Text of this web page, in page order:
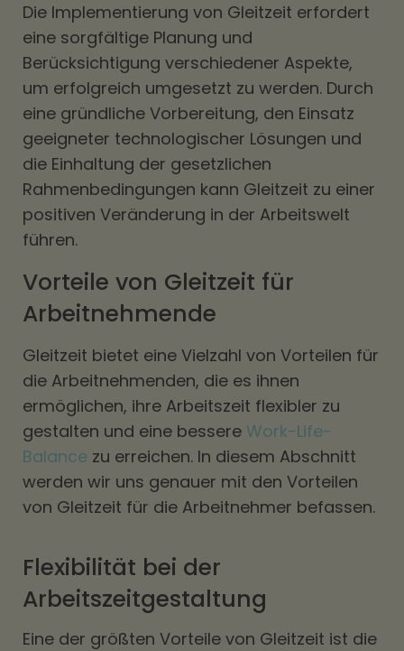
Die Implementierung von Gleitzeit erfordert
eine sorgfältige Planung und
Berücksichtigung verschiedener Aspekte,
um erfolgreich umgesetzt zu werden. Durch
eine gründliche Vorbereitung, den Einsatz
geeigneter technologischer Lösungen und
die Einhaltung der gesetzlichen
Rahmenbedingungen kann Gleitzeit zu einer
positiven Veränderung in der Arbeitswelt
führen.
Vorteile von Gleitzeit für
Arbeitnehmende
Gleitzeit bietet eine Vielzahl von Vorteilen für
die Arbeitnehmenden, die es ihnen
ermöglichen, ihre Arbeitszeit flexibler zu
gestalten und eine bessere Work-Life-
Balance zu erreichen. In diesem Abschnitt
werden wir uns genauer mit den Vorteilen
von Gleitzeit für die Arbeitnehmer befassen.
Flexibilität bei der
Arbeitszeitgestaltung
Eine der größten Vorteile von Gleitzeit ist die